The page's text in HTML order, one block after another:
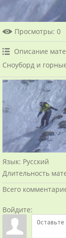
Просмотры: 0
Описание
Сноуборд и
Язык: Русский
Длительность
Всего
Войдите: